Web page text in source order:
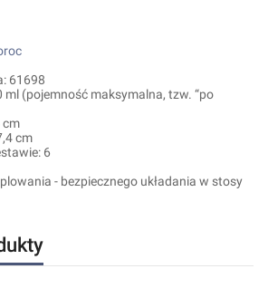
61698
ml (pojemność maksymalna, tzw. “po
cm
cm
6
- bezpiecznego układania w stosy